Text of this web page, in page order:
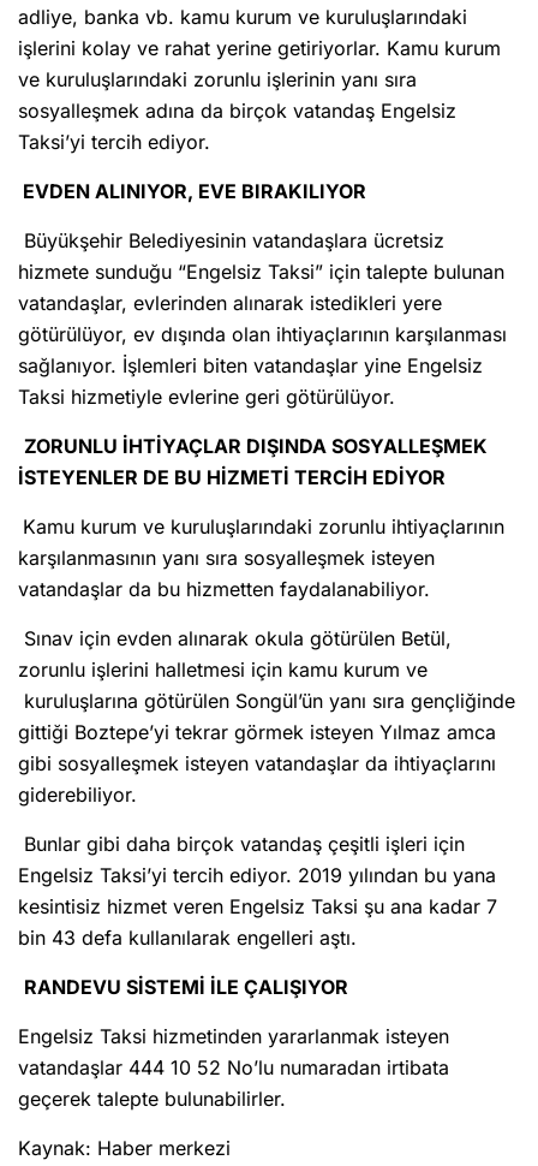
adliye, banka vb. kamu kurum ve kuruluşlarındaki
işlerini kolay ve rahat yerine getiriyorlar. Kamu kurum
ve kuruluşlarındaki zorunlu işlerinin yanı sıra
sosyalleşmek adına da birçok vatandaş Engelsiz
Taksi’yi tercih ediyor.
EVDEN ALINIYOR, EVE BIRAKILIYOR
Büyükşehir Belediyesinin vatandaşlara ücretsiz
hizmete sunduğu “Engelsiz Taksi” için talepte bulunan
vatandaşlar, evlerinden alınarak istedikleri yere
götürülüyor, ev dışında olan ihtiyaçlarının karşılanması
sağlanıyor. İşlemleri biten vatandaşlar yine Engelsiz
Taksi hizmetiyle evlerine geri götürülüyor.
ZORUNLU İHTİYAÇLAR DIŞINDA SOSYALLEŞMEK
İSTEYENLER DE BU HİZMETİ TERCİH EDİYOR
Kamu kurum ve kuruluşlarındaki zorunlu ihtiyaçlarının
karşılanmasının yanı sıra sosyalleşmek isteyen
vatandaşlar da bu hizmetten faydalanabiliyor.
Sınav için evden alınarak okula götürülen Betül,
zorunlu işlerini halletmesi için kamu kurum ve
kuruluşlarına götürülen Songül’ün yanı sıra gençliğinde
gittiği Boztepe’yi tekrar görmek isteyen Yılmaz amca
gibi sosyalleşmek isteyen vatandaşlar da ihtiyaçlarını
giderebiliyor.
Bunlar gibi daha birçok vatandaş çeşitli işleri için
Engelsiz Taksi’yi tercih ediyor. 2019 yılından bu yana
kesintisiz hizmet veren Engelsiz Taksi şu ana kadar 7
bin 43 defa kullanılarak engelleri aştı.
RANDEVU SİSTEMİ İLE ÇALIŞIYOR
Engelsiz Taksi hizmetinden yararlanmak isteyen
vatandaşlar 444 10 52 No’lu numaradan irtibata
geçerek talepte bulunabilirler.
Kaynak: Haber merkezi